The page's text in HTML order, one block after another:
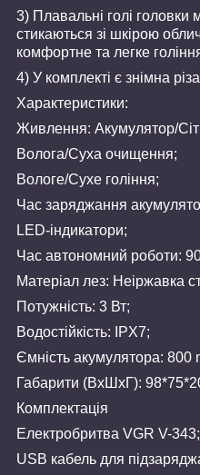
3) Плавальні голі
стикаються зі шкірою
комфортне та легке
4) У комплекті є знімна
Характеристики:
Живлення: Акумулятор/
Волога/Суха очищення;
Вологе/Сухе гоління;
Час заряджання
LED-індикатори;
Час автономний роботи:
Матеріал лез: Неіржавка
Потужність: 3 Вт;
Водостійкість: IPX7;
Ємність акумулятора: 800
Габарити (ВхШхГ):
Комплектація
Електробритва VGR V-343;
USB кабель для